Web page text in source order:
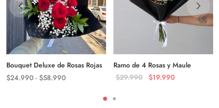
Bouquet Deluxe de Rosas Rojas
$24.990 - $58.990Rango
Ramo de 4 Rosas y Maule
$29.990
El precio
$19.990